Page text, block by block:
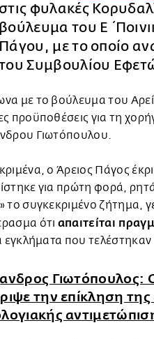
στις φυλακές
βούλευμα του
Πάγου, με το οποίο
Συμβουλίου
με το βούλευμα του
προϋποθέσεις για τη
Γιωτόπουλου.
ο Άρειος Πάγος
για πρώτη φορά,
το συγκεκριμένο ζήτημα,
ότι απαιτείται
εγκλήματα που
Γιωτόπουλος:
την επίκληση